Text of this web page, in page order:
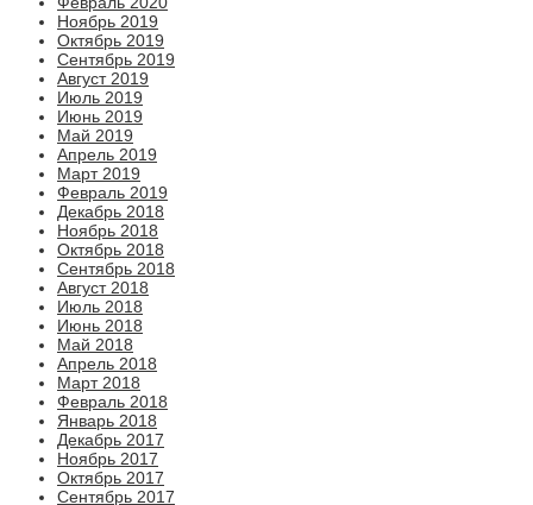
Ноябрь 2019
Октябрь 2019
Сентябрь 2019
Август 2019
Июль 2019
Июнь 2019
Май 2019
Апрель 2019
Март 2019
Февраль 2019
Декабрь 2018
Ноябрь 2018
Октябрь 2018
Сентябрь 2018
Август 2018
Июль 2018
Июнь 2018
Май 2018
Апрель 2018
Март 2018
Февраль 2018
Январь 2018
Декабрь 2017
Ноябрь 2017
Октябрь 2017
Сентябрь 2017